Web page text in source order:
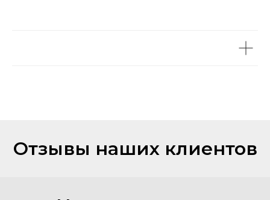
Отзывы наших клиентов